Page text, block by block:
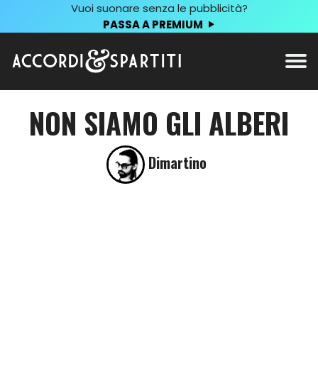
Vuoi suonare senza le pubblicità?
PASSA A PREMIUM
NON SIAMO GLI ALBERI
Dimartino